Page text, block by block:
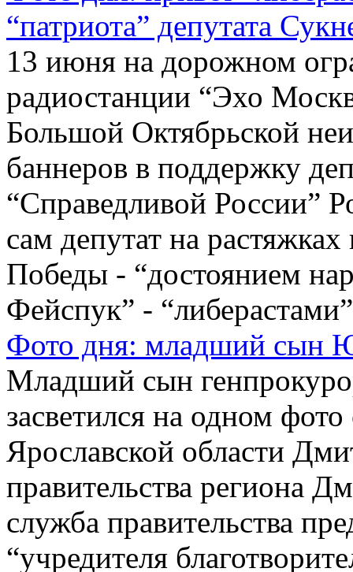
“патриота” депутата
13 июня на дорожном
радиостанции “Эхо
Большой Октябрьской
баннеров в поддержку
“Справедливой России”
сам депутат на
Победы - “достоянием
Фейспук” -
Фото дня: младший сын
Младший сын
засветился на одном
Ярославской области
правительства региона
служба правительства
“учредителя